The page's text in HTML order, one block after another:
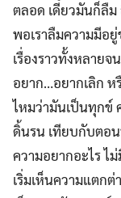
ตลอด เดี๋ยวมันก็ลื
พอเราลืมความมีอ
เรื่องราวทั้งหลายจ
อยาก…อยากเลิก ห
ไหมว่ามันเป็นทุกข์
ดิ้นรน เทียบกับตอน
ความอยากอะไร ไ
เริ่มเห็นความแตกต่